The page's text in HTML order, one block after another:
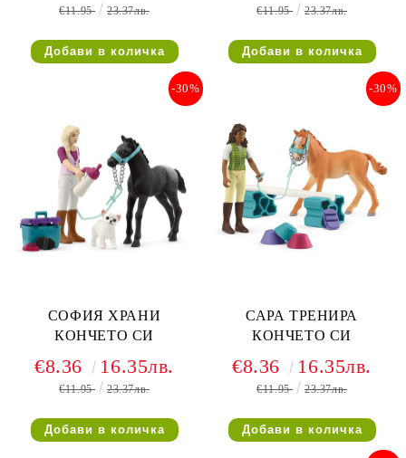
€11.95 23.37лв. €11.95 23.37лв.
СОФИЯ ХРАНИ
КОНЧЕТО СИ
-30%
€8.36 16.35лв.
€11.95 23.37лв.
САРА ТРЕНИРА
КОНЧЕТО СИ
-30%
€8.36 16.35лв.
€11.95 23.37лв.